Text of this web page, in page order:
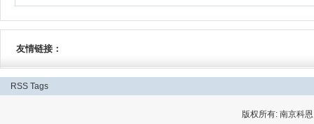
友情链接：
RSS Tags
版权所有: 南京科